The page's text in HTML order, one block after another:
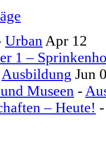
Urban Apr 12
1 –
Ausbildung Jun
Museen -
– Heute!